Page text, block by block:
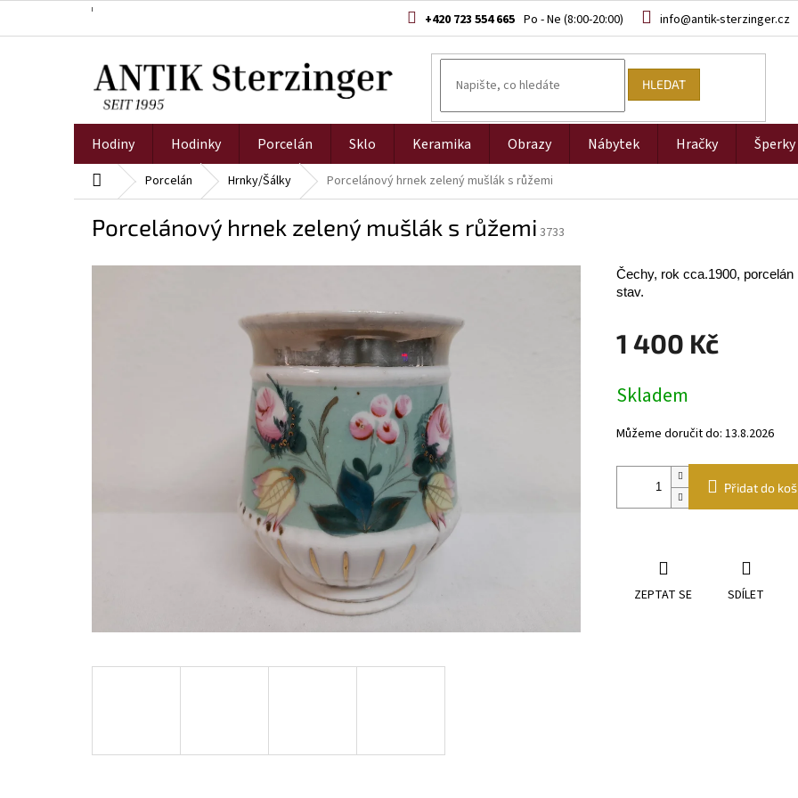
obsah
+420 723 554 665 info@antik-sterzinger.cz
HLEDAT
Hodiny Hodinky Porcelán Sklo Keramika Obrazy Nábytek Hračky Šperky
Domů Porcelán Hrnky/Šálky Porcelánový hrnek zelený mušlák s růžemi
Porcelánový hrnek zelený mušlák s růžemi 3733
1 400 Kč
cena:
Skladem
Můžeme doručit do: 13.8.2026
Přidat do
Čechy, rok cca.1900,
stav.
ZEPTAT SE SDÍLET